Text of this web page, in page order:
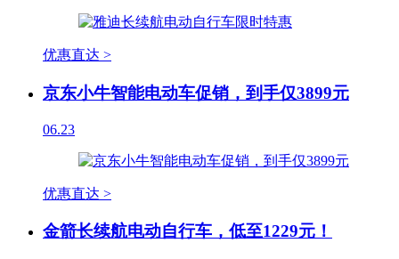
优惠直达 >
京东小牛智能电动车促销，到手仅3899元
06.23
优惠直达 >
金箭长续航电动自行车，低至1229元！